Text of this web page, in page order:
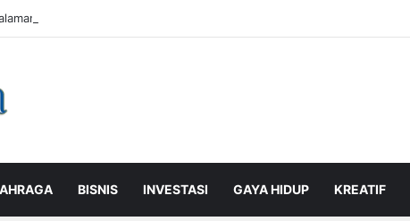
Pelanggan, PLN Icon Plus Sabet Tiga Penghargaan CCW 2026
BISNIS INVESTASI GAYA HIDUP KREATIF